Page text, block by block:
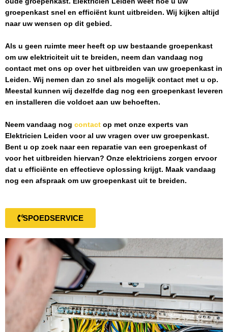
groepenkast snel en efficiënt kunt uitbreiden. Wij kijken altijd
naar uw wensen op dit gebied.
Als u geen ruimte meer heeft op uw bestaande groepenkast
om uw elektriciteit uit te breiden, neem dan vandaag nog
contact met ons op over het uitbreiden van uw groepenkast in
Leiden. Wij nemen dan zo snel als mogelijk contact met u op.
Meestal kunnen wij dezelfde dag nog een groepenkast leveren
en installeren die voldoet aan uw behoeften.
Neem vandaag nog contact op met onze experts van
Elektricien Leiden voor al uw vragen over uw groepenkast.
Bent u op zoek naar een reparatie van een groepenkast of
voor het uitbreiden hiervan? Onze elektriciens zorgen ervoor
dat u efficiënte en effectieve oplossing krijgt. Maak vandaag
nog een afspraak om uw groepenkast uit te breiden.
SPOEDSERVICE